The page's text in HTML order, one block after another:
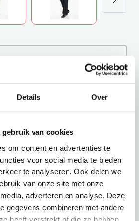
Details Over
gebruik van cookies
om content en advertenties te
voor social media te bieden
te analyseren. Ook delen we
van onze site met onze
adverteren en analyse. Deze
gegevens combineren met andere
heeft verstrekt of die ze hebben
vanaf €375